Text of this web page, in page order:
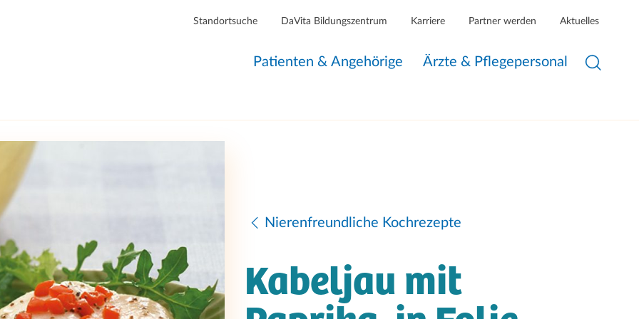
Standortsuche DaVita Bildungszentrum Karriere Partner werden Aktuelles
Patienten & Angehörige Ärzte & Pflegepersonal
Nierenfreundliche Kochrezepte
Kabeljau mit